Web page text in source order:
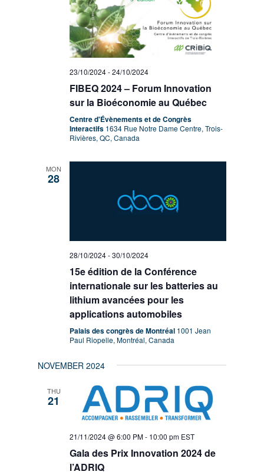
23/10/2024-24/10/2024
FIBEQ 2024 – Forum Innovation
sur la Bioéconomie au Québec
Centre d'Évènements et de Congrès
Interactifs 1634 Rue Notre Dame Centre, Trois-
Rivières, QC, Canada
MON
28
28/10/2024-30/10/2024
15e édition de la Conférence
internationale sur les batteries au
lithium avancées pour les
applications automobiles
Palais des congrès de Montréal 1001 Jean
Paul Riopelle, Montréal, Canada
NOVEMBER 2024
THU
21
21/11/2024 @ 6:00 PM- 10:00 pm EST
Gala des Prix Innovation 2024 de
l’ADRIQ